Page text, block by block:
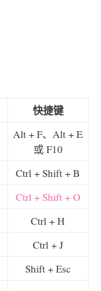
快捷键
Alt + F、Alt + E
或 F10
Ctrl + Shift + B
Ctrl + Shift + O
Ctrl + H
Ctrl + J
Shift + Esc